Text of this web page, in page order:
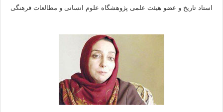
استاد تاریخ و عضو هیئت علمی پژوهشگاه علوم انسانی و مطالعات فرهنگى